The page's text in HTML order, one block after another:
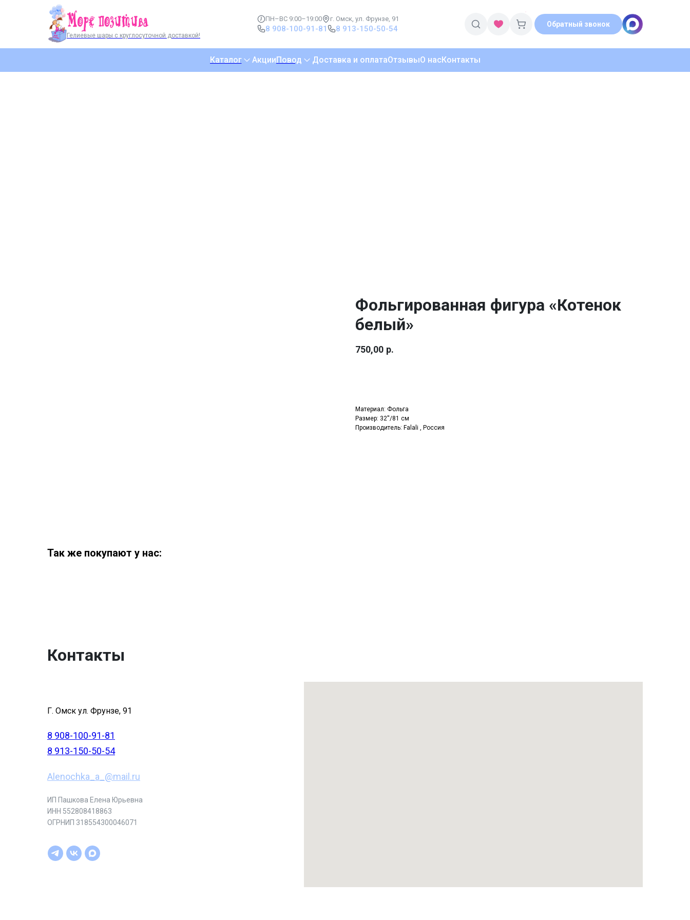
Гелиевые шары с круглосуточной доставкой!
ПН–ВС 9:00–19:00 г. Омск, ул. Фрунзе, 91
8 908-100-91-81 8 913-150-50-54 Обратный звонок
Каталог АкцииПовод Доставка и оплатаОтзывыО насКонтакты
Фольгированная фигура «Котенок
белый»
750,00 р.
Материал: Фольга
Размер: 32''/81 см
Производитель: Falali , Россия
Так же покупают у нас:
Контакты
Г. Омск ул. Фрунзе, 91
8 908-100-91-81
8 913-150-50-54
Alenochka_a_@mail.ru
ИП Пашкова Елена Юрьевна
ИНН 552808418863
ОГРНИП 318554300046071